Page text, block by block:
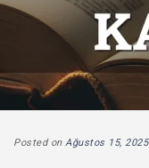
Posted on Ağustos 15, 2025